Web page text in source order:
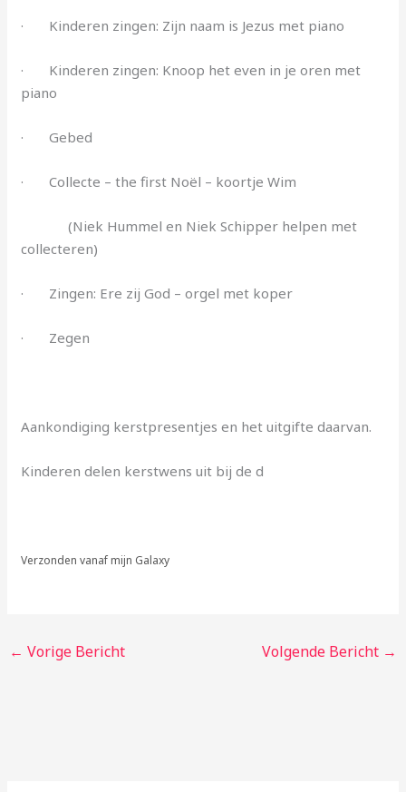
· Kinderen zingen: Zijn naam is Jezus met piano
· Kinderen zingen: Knoop het even in je oren met
piano
· Gebed
· Collecte – the first Noël – koortje Wim
(Niek Hummel en Niek Schipper helpen met
collecteren)
· Zingen: Ere zij God – orgel met koper
· Zegen
Aankondiging kerstpresentjes en het uitgifte daarvan.
Kinderen delen kerstwens uit bij de d
Verzonden vanaf mijn Galaxy
← Vorige Bericht Volgende Bericht →